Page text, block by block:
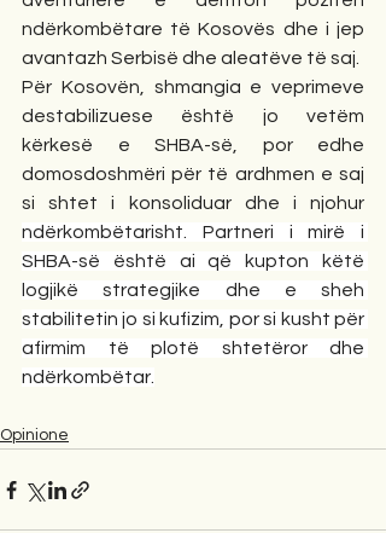
ndërkombëtare të Kosovës dhe i jep
avantazh Serbisë dhe aleatëve të saj.
Për Kosovën, shmangia e veprimeve
destabilizuese është jo vetëm
kërkesë e SHBA-së, por edhe
domosdoshmëri për të ardhmen e saj
ndërkombëtarisht. Partneri i mirë i
SHBA-së është ai që kupton këtë
logjikë strategjike dhe e sheh
stabilitetin jo si kufizim, por si kusht për
afirmim të plotë shtetëror dhe
ndërkombëtar.
Opinione